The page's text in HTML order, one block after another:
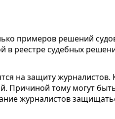
примеров решений
в реестре судебных
на защиту
Причиной тому могут
журналистов